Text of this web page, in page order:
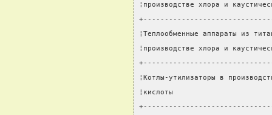
¦производстве хлора и
¦Теплообменные
¦производстве хлора и
¦Котлы-утилизаторы в
¦кислоты